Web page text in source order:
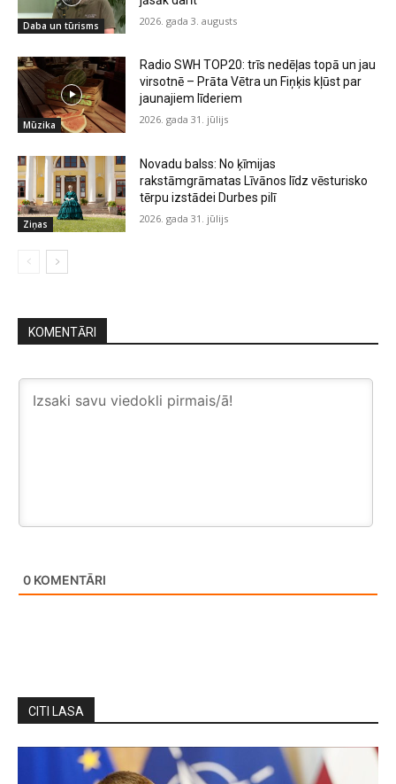
Daba un tūrisms 2026. gada 3. augusts
Mūzika
Radio SWH TOP20: trīs nedēļas topā un jau
virsotnē – Prāta Vētra un Fiņķis kļūst par
jaunajiem līderiem
2026. gada 31. jūlijs
Ziņas
Novadu balss: No ķīmijas
rakstāmgrāmatas Līvānos līdz vēsturisko
tērpu izstādei Durbes pilī
2026. gada 31. jūlijs
KOMENTĀRI
0 KOMENTĀRI
CITI LASA